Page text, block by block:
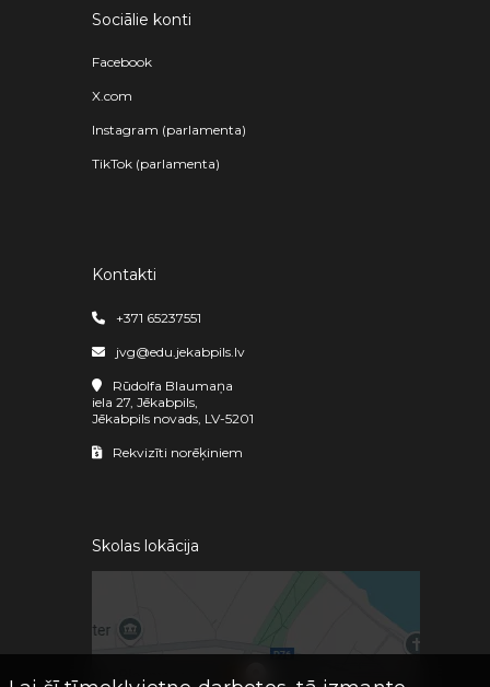
Sociālie konti
Facebook
X.com
Instagram (parlamenta)
TikTok (parlamenta)
Kontakti
+371 65237551
jvg@edu.jekabpils.lv
Rūdolfa Blaumaņa
iela 27, Jēkabpils,
Jēkabpils novads, LV-5201
Rekvizīti norēķiniem
Skolas lokācija